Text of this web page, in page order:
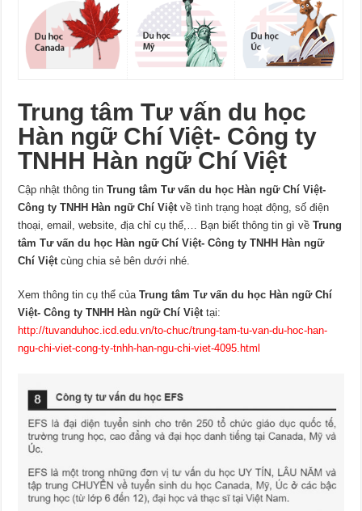
Trung tâm Tư vấn du học
Hàn ngữ Chí Việt- Công ty
TNHH Hàn ngữ Chí Việt
Cập nhật thông tinTrung tâm Tư vấn du học Hàn ngữ Chí Việt-
Công ty TNHH Hàn ngữ Chí Việtvề tình trạng hoạt động, số điện
thoại, email, website, địa chỉ cụ thể,… Bạn biết thông tin gì vềTrung
tâm Tư vấn du học Hàn ngữ Chí Việt- Công ty TNHH Hàn ngữ
Chí Việtcùng chia sẻ bên dưới nhé.
Xem thông tin cụ thể củaTrung tâm Tư vấn du học Hàn ngữ Chí
Việt- Công ty TNHH Hàn ngữ Chí Việttại:
http://tuvanduhoc.icd.edu.vn/to-chuc/trung-tam-tu-van-du-hoc-han-
ngu-chi-viet-cong-ty-tnhh-han-ngu-chi-viet-4095.html